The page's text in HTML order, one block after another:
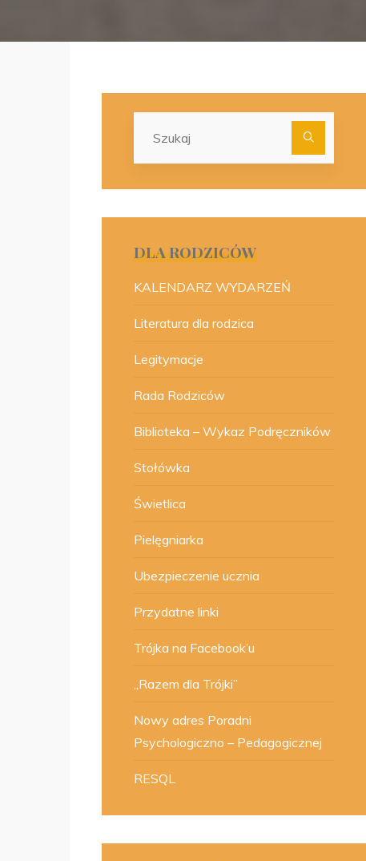
DLA RODZICÓW
KALENDARZ WYDARZEŃ
Literatura dla rodzica
Legitymacje
Rada Rodziców
Biblioteka – Wykaz Podręczników
Stołówka
Świetlica
Pielęgniarka
Ubezpieczenie ucznia
Przydatne linki
Trójka na Facebook’u
„Razem dla Trójki”
Nowy adres Poradni
Psychologiczno – Pedagogicznej
RESQL